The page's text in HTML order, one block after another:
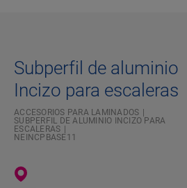
Subperfil de aluminio
Incizo para escaleras
ACCESORIOS PARA LAMINADOS
SUBPERFIL DE ALUMINIO INCIZO PARA
ESCALERAS
NEINCPBASE11